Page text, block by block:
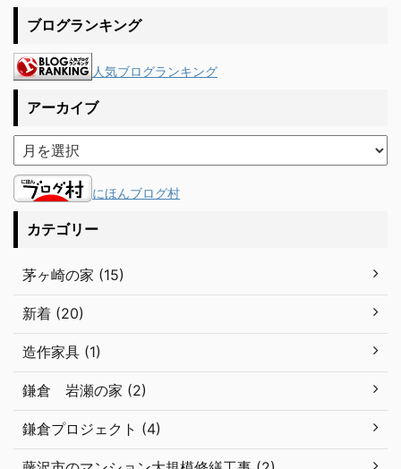
んたちに伝わり、その気持ちを ...
ブログランキング
人気ブログランキング
アーカイブ
にほんブログ村
カテゴリー
茅ヶ崎の家 (15)
新着 (20)
造作家具 (1)
鎌倉 岩瀬の家 (2)
鎌倉プロジェクト (4)